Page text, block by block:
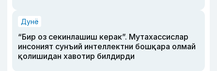
Дунё
“Бир оз секинлашиш керак”. Мутахассислар
инсоният сунъий интеллектни бошқара олмай
қолишидан хавотир билдирди